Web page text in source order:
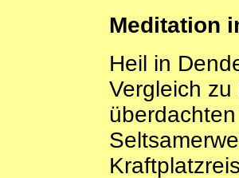
Meditation
Heil in
Vergleich